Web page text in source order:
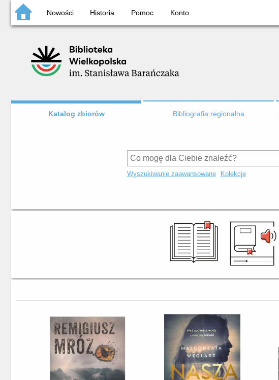
Nowości Historia Pomoc Konto
Katalog zbiorów Bibliografia regionalna
Wyszukiwanie zaawansowane Kolekcje